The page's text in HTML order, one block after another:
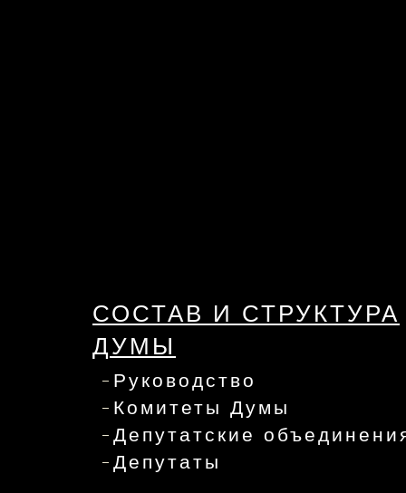
СОСТАВ И СТРУКТУРА
ДУМЫ
Руководство
Комитеты Думы
Депутатские
Депутаты